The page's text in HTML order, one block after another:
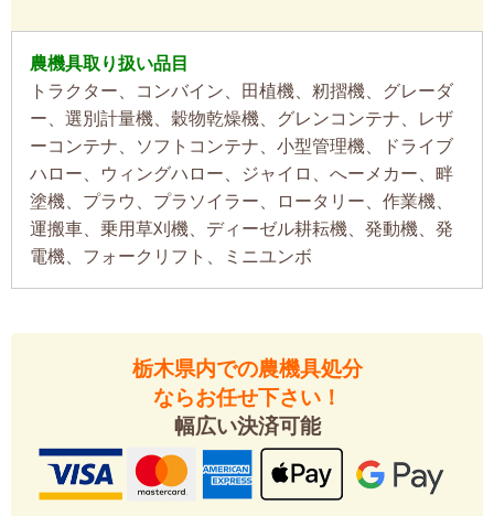
農機具取り扱い品目
トラクター、コンバイン、田植機、籾摺機、グレーダ
ー、選別計量機、穀物乾燥機、グレンコンテナ、レザ
ーコンテナ、ソフトコンテナ、小型管理機、ドライブ
ハロー、ウィングハロー、ジャイロ、へーメカー、畔
塗機、プラウ、プラソイラー、ロータリー、作業機、
運搬車、乗用草刈機、ディーゼル耕耘機、発動機、発
電機、フォークリフト、ミニユンボ
栃木県内での農機具処分
ならお任せ下さい！
幅広い決済可能